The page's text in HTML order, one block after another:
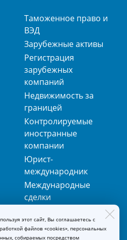
Таможенное право и
ВЭД
Зарубежные активы
Регистрация
зарубежных
компаний
Недвижимость за
границей
Контролируемые
иностранные
компании
Юрист-
международник
Международные
сделки
регистрация
товарных знаков
этот сайт, Вы соглашаетесь с
файлов «cookies», персональных
собираемых посредством